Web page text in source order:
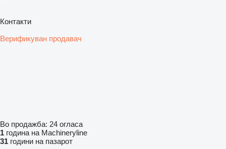
Контакти
Верификуван продавач
Во продажба: 24 огласа
1 година на Machineryline
31 години на пазарот